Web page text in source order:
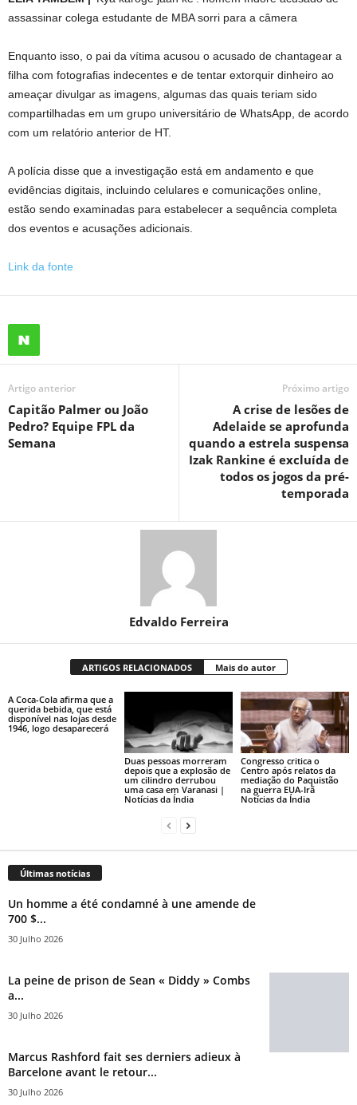
assassinar colega estudante de MBA sorri para a câmera
Enquanto isso, o pai da vítima acusou o acusado de chantagear a
filha com fotografias indecentes e de tentar extorquir dinheiro ao
ameaçar divulgar as imagens, algumas das quais teriam sido
compartilhadas em um grupo universitário de WhatsApp, de acordo
com um relatório anterior de HT.
A polícia disse que a investigação está em andamento e que
evidências digitais, incluindo celulares e comunicações online,
estão sendo examinadas para estabelecer a sequência completa
dos eventos e acusações adicionais.
Link da fonte
Artigo anterior
Capitão Palmer ou João
Pedro? Equipe FPL da
Semana
Próximo artigo
A crise de lesões de
Adelaide se aprofunda
quando a estrela suspensa
Izak Rankine é excluída de
todos os jogos da pré-
temporada
Edvaldo Ferreira
ARTIGOS RELACIONADOS Mais do autor
A Coca-Cola afirma que a
querida bebida, que está
disponível nas lojas desde
1946, logo desaparecerá
Duas pessoas morreram
depois que a explosão de
um cilindro derrubou
uma casa em Varanasi |
Notícias da Índia
Congresso critica o
Centro após relatos da
mediação do Paquistão
na guerra EUA-Irã
Notícias da Índia
Últimas notícias
Un homme a été condamné à une amende de
700 $...
30 Julho 2026
La peine de prison de Sean « Diddy » Combs
a...
30 Julho 2026
Marcus Rashford fait ses derniers adieux à
Barcelone avant le retour...
30 Julho 2026